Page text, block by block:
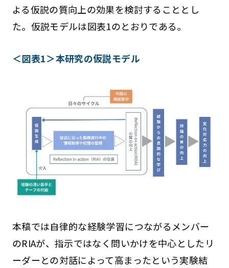
よる仮説の質向上の効果を検討することとし
た。仮説モデルは図表1のとおりである。
＜図表1＞本研究の仮説モデル
本稿では自律的な経験学習につながるメンバー
のRIAが、指示ではなく問いかけを中心としたリ
ーダーとの対話によって高まったという実験結